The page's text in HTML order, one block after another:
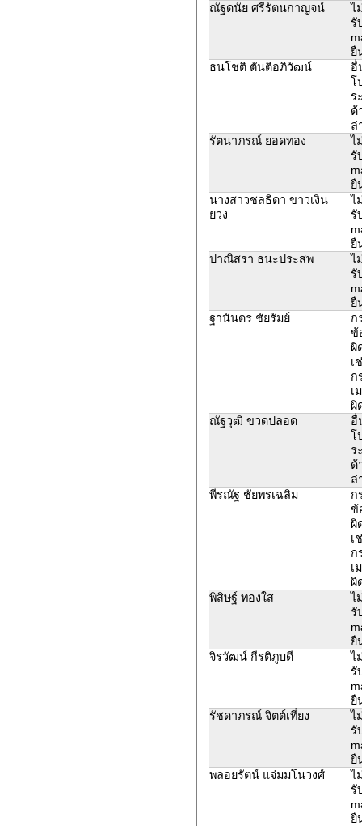
ณัฐ​ดนัย​ ศรีรัตน​กาญจน์​
ไ
รั
ยื
ธนโชติ ตันติอภิวัฒน์
อื่
โ
ร
ด้
ล่
รัตนาภรณ์ ยอดทอง
ไ
รั
ยื
นางสาวชลธิดา ขาวเงิน
ยวง
ไ
รั
ยื
ปาณิสรา ธนะประสพ
ไ
รั
ยื
ฐานันดร ชัยรัมย์
ก
ข้
ผิ
เ
ก
เ
ผิ
ณัฐวุฒิ ขวดปลอด
อื่
โ
ร
ด้
ล่
พีรณัฐ ชัยพรเฉลิม
ก
ข้
ผิ
เ
ก
เ
ผิ
พิสิษฐ์ ทองใส
ไ
รั
ยื
จิรวัฒน์ กีรติภูบดี
ไ
รั
ยื
รัชดาภรณ์ จิตต์เที่ยง
ไ
รั
ยื
พลอยรัตน์ แจ่มมโนวงศ์
ไ
รั
ยื